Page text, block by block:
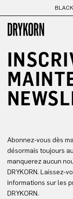
Passer au contenu
Abonnez-vous dès
désormais toujours
manquerez aucun
DRYKORN. Laissez-
informations sur les
DRYKORN.